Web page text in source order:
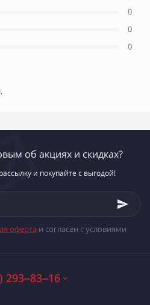
0
0
0
об акциях и скидках?
и покупайте с выгодой!
оферта и согласен с условиями
293‒83‒16